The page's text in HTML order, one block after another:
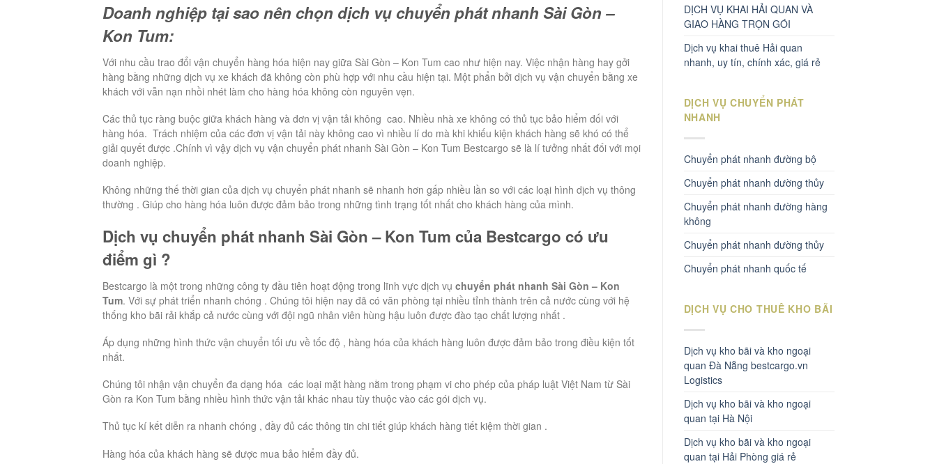
Doanh nghiệp tại sao nên chọn dịch vụ chuyển phát nhanh Sài Gòn –
Kon Tum:
Với nhu cầu trao đổi vận chuyển hàng hóa hiện nay giữa Sài Gòn – Kon Tum cao như hiện nay. Việc nhận hàng hay gởi
hàng bằng những dịch vụ xe khách đã không còn phù hợp với nhu cầu hiện tại. Một phẩn bởi dịch vụ vận chuyển bằng xe
khách với vẫn nạn nhồi nhét làm cho hàng hóa không còn nguyên vẹn.
Các thủ tục ràng buộc giữa khách hàng và đơn vị vận tải không cao. Nhiều nhà xe không có thủ tục bảo hiểm đối với
hàng hóa. Trách nhiệm của các đơn vị vận tải này không cao vì nhiều lí do mà khi khiếu kiện khách hàng sẽ khó có thể
giải quyết được .Chính vì vậy dịch vụ vận chuyển phát nhanh Sài Gòn – Kon Tum Bestcargo sẽ là lí tưởng nhất đối với mọi
doanh nghiệp.
Không những thế thời gian của dịch vụ chuyển phát nhanh sẽ nhanh hơn gấp nhiều lần so với các loại hình dịch vụ thông
thường . Giúp cho hàng hóa luôn được đảm bảo trong những tình trạng tốt nhất cho khách hàng của mình.
Dịch vụ chuyển phát nhanh Sài Gòn – Kon Tum của Bestcargo có ưu
điểm gì ?
Bestcargo là một trong những công ty đầu tiên hoạt động trong lĩnh vực dịch vụ chuyển phát nhanh Sài Gòn – Kon
Tum. Với sự phát triển nhanh chóng . Chúng tôi hiện nay đã có văn phòng tại nhiều tỉnh thành trên cả nước cùng với hệ
thống kho bãi rải khắp cả nước cùng với đội ngũ nhân viên hùng hậu luôn được đào tạo chất lượng nhất .
Áp dụng những hình thức vận chuyển tối ưu về tốc độ , hàng hóa của khách hàng luôn được đảm bảo trong điều kiện tốt
nhất.
Chúng tôi nhận vận chuyển đa dạng hóa các loại mặt hàng nằm trong phạm vi cho phép của pháp luật Việt Nam từ Sài
Gòn ra Kon Tum bằng nhiều hình thức vận tải khác nhau tùy thuộc vào các gói dịch vụ.
Thủ tục kí kết diễn ra nhanh chóng , đầy đủ các thông tin chi tiết giúp khách hàng tiết kiệm thời gian .
Hàng hóa của khách hàng sẽ được mua bảo hiểm đầy đủ.
DỊCH VỤ KHAI HẢI QUAN VÀ
GIAO HÀNG TRỌN GÓI
Dịch vụ khai thuê Hải quan
nhanh, uy tín, chính xác, giá rẻ
DỊCH VỤ CHUYỂN PHÁT
NHANH
Chuyển phát nhanh đường bộ
Chuyển phát nhanh dường thủy
Chuyển phát nhanh đường hàng
không
Chuyển phát nhanh đường thủy
Chuyển phát nhanh quốc tế
DỊCH VỤ CHO THUÊ KHO BÃI
Dịch vụ kho bãi và kho ngoại
quan Đà Nẵng bestcargo.vn
Logistics
Dịch vụ kho bãi và kho ngoại
quan tại Hà Nội
Dịch vụ kho bãi và kho ngoại
quan tại Hải Phòng giá rẻ